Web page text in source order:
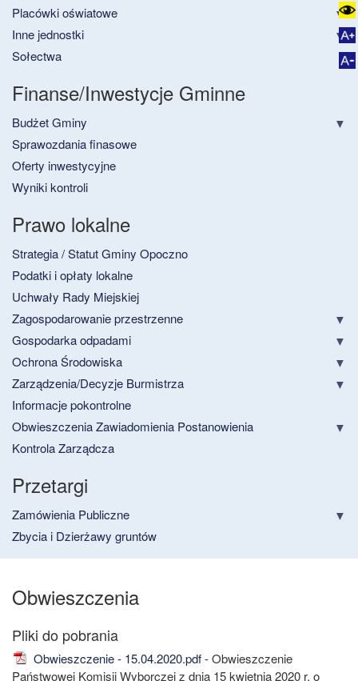
Placówki oświatowe
Inne jednostki
Sołectwa
Finanse/Inwestycje Gminne
Budżet Gminy
Sprawozdania finasowe
Oferty inwestycyjne
Wyniki kontroli
Prawo lokalne
Strategia / Statut Gminy Opoczno
Podatki i opłaty lokalne
Uchwały Rady Miejskiej
Zagospodarowanie przestrzenne
Gospodarka odpadami
Ochrona Środowiska
Zarządzenia/Decyzje Burmistrza
Informacje pokontrolne
Obwieszczenia Zawiadomienia Postanowienia
Kontrola Zarządcza
Przetargi
Zamówienia Publiczne
Zbycia i Dzierżawy gruntów
Obwieszczenia
Obwieszczenie - 15.04.2020.pdf- Obwieszczenie
Państwowej Komisji Wyborczej z dnia 15 kwietnia 2020 r. o